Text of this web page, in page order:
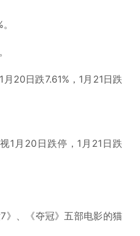
20日跌7.61%，1月21日跌
1月20日跌停，1月21日跌
》、《夺冠》五部电影的猫